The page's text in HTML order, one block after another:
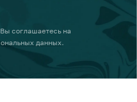
Вы соглашаетесь на
данных.